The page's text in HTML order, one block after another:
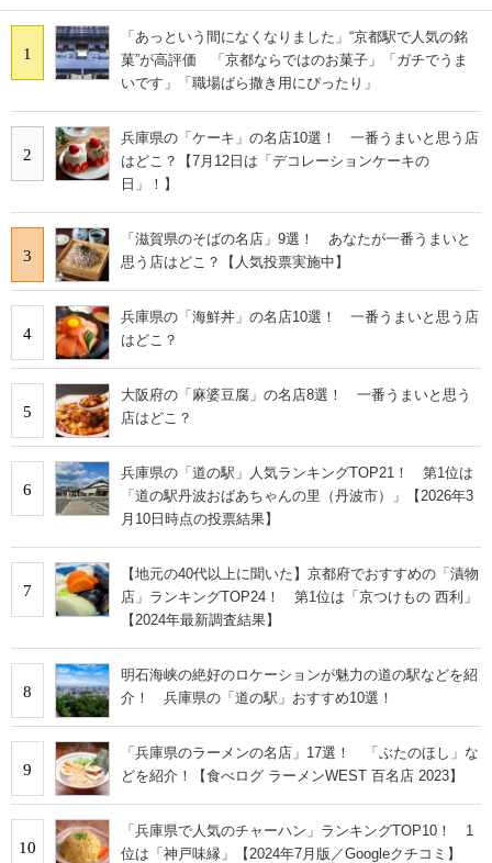
1
「あっという間になくなりました」“京都駅で人気の銘
菓”が高評価 「京都ならではのお菓子」「ガチでうま
いです」「職場ばら撒き用にぴったり」
2
兵庫県の「ケーキ」の名店10選！ 一番うまいと思う店
はどこ？【7月12日は「デコレーションケーキの
日」！】
3
「滋賀県のそばの名店」9選！ あなたが一番うまいと
思う店はどこ？【人気投票実施中】
4
兵庫県の「海鮮丼」の名店10選！ 一番うまいと思う店
はどこ？
5
大阪府の「麻婆豆腐」の名店8選！ 一番うまいと思う
店はどこ？
6
兵庫県の「道の駅」人気ランキングTOP21！ 第1位は
「道の駅丹波おばあちゃんの里（丹波市）」【2026年3
月10日時点の投票結果】
7
【地元の40代以上に聞いた】京都府でおすすめの「漬物
店」ランキングTOP24！ 第1位は「京つけもの 西利」
【2024年最新調査結果】
8
明石海峡の絶好のロケーションが魅力の道の駅などを紹
介！ 兵庫県の「道の駅」おすすめ10選！
9
「兵庫県のラーメンの名店」17選！ 「ぶたのほし」な
どを紹介！【食べログ ラーメンWEST 百名店 2023】
10
「兵庫県で人気のチャーハン」ランキングTOP10！ 1
位は「神戸味縁」【2024年7月版／Googleクチコミ】